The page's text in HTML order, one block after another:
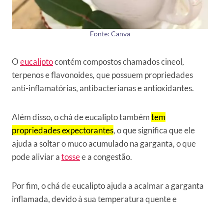
Fonte: Canva
Oeucaliptocontém compostos chamados cineol,
terpenos e flavonoides, que possuem propriedades
anti-inflamatórias, antibacterianas e antioxidantes.
Além disso, o chá de eucalipto tambémtem
propriedades expectorantes, o que significa que ele
ajuda a soltar o muco acumulado na garganta, o que
pode aliviar atossee a congestão.
Por fim, o chá de eucalipto ajuda a acalmar a garganta
inflamada, devido à sua temperatura quente e